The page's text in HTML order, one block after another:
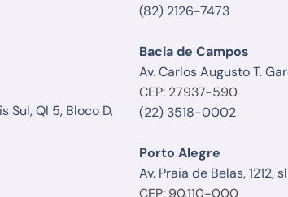
Sul, QI 5, Bloco D,
(82) 2126-7473
Bacia de Campos
Av. Carlos Augusto T.
CEP: 27937-590
(22) 3518-0002
Porto Alegre
Av. Praia de Belas, 1212,
CEP: 90.110-000